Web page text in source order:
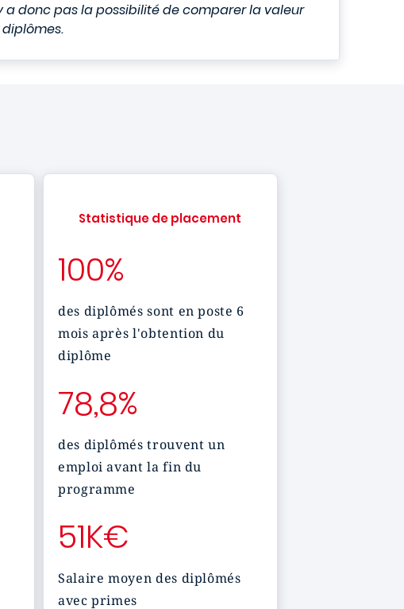
a donc pas la possibilité de comparer la valeur
Statistique de placement
100%
des diplômés sont en poste 6
mois après l'obtention du
diplôme
78,8%
des diplômés trouvent un
emploi avant la fin du
programme
51K€
Salaire moyen des diplômés
avec primes